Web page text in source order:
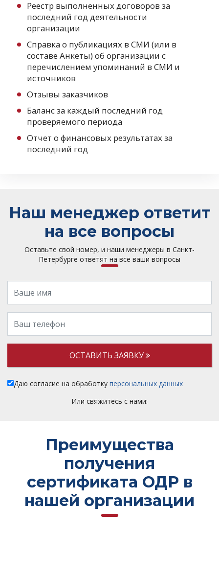
Реестр выполненных договоров за
последний год деятельности
организации
Справка о публикациях в СМИ (или в
составе Анкеты) об организации с
перечислением упоминаний в СМИ и
источников
Отзывы заказчиков
Баланс за каждый последний год
проверяемого периода
Отчет о финансовых результатах за
последний год
Наш менеджер ответит
на все вопросы
Оставьте свой номер, и наши менеджеры в Санкт-
Петербурге ответят на все ваши вопросы
ОСТАВИТЬ ЗАЯВКУ
Даю согласие на обработку персональных данных
Или свяжитесь с нами:
Преимущества
получения
сертификата ОДР в
нашей организации